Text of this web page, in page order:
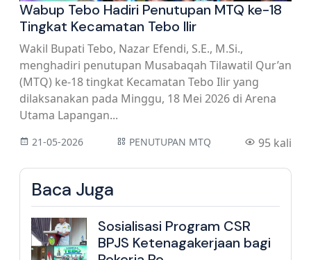
Wabup Tebo Hadiri Penutupan MTQ ke-18
Tingkat Kecamatan Tebo Ilir
Wakil Bupati Tebo, Nazar Efendi, S.E., M.Si.,
menghadiri penutupan Musabaqah Tilawatil Qur’an
(MTQ) ke-18 tingkat Kecamatan Tebo Ilir yang
dilaksanakan pada Minggu, 18 Mei 2026 di Arena
Utama Lapangan...
21-05-2026 PENUTUPAN MTQ 95 kali
Baca Juga
Sosialisasi Program CSR
BPJS Ketenagakerjaan bagi